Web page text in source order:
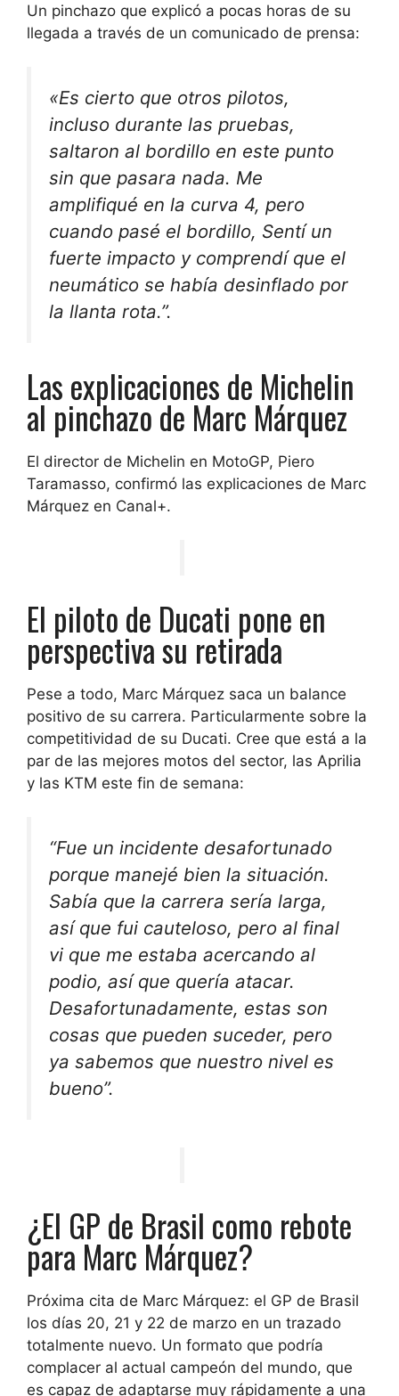
Un pinchazo que explicó a pocas horas de su
llegada a través de un comunicado de prensa:
«Es cierto que otros pilotos,
incluso durante las pruebas,
saltaron al bordillo en este punto
sin que pasara nada. Me
amplifiqué en la curva 4, pero
cuando pasé el bordillo, Sentí un
fuerte impacto y comprendí que el
neumático se había desinflado por
la llanta rota.”.
Las explicaciones de Michelin
al pinchazo de Marc Márquez
El director de Michelin en MotoGP, Piero
Taramasso, confirmó las explicaciones de Marc
Márquez en Canal+.
El piloto de Ducati pone en
perspectiva su retirada
Pese a todo, Marc Márquez saca un balance
positivo de su carrera. Particularmente sobre la
competitividad de su Ducati. Cree que está a la
par de las mejores motos del sector, las Aprilia
y las KTM este fin de semana:
“Fue un incidente desafortunado
porque manejé bien la situación.
Sabía que la carrera sería larga,
así que fui cauteloso, pero al final
vi que me estaba acercando al
podio, así que quería atacar.
Desafortunadamente, estas son
cosas que pueden suceder, pero
ya sabemos que nuestro nivel es
bueno”.
¿El GP de Brasil como rebote
para Marc Márquez?
Próxima cita de Marc Márquez: el GP de Brasil
los días 20, 21 y 22 de marzo en un trazado
totalmente nuevo. Un formato que podría
complacer al actual campeón del mundo, que
es capaz de adaptarse muy rápidamente a una